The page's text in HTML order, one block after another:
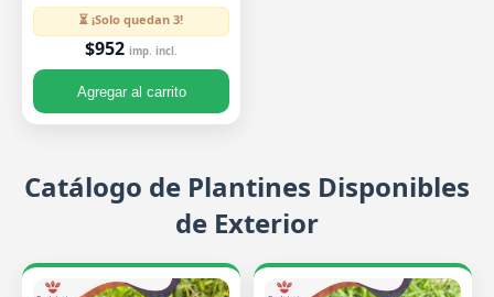
⏳ ¡Solo quedan 3!
$952 imp. incl.
Agregar al carrito
Catálogo de Plantines Disponibles
de Exterior